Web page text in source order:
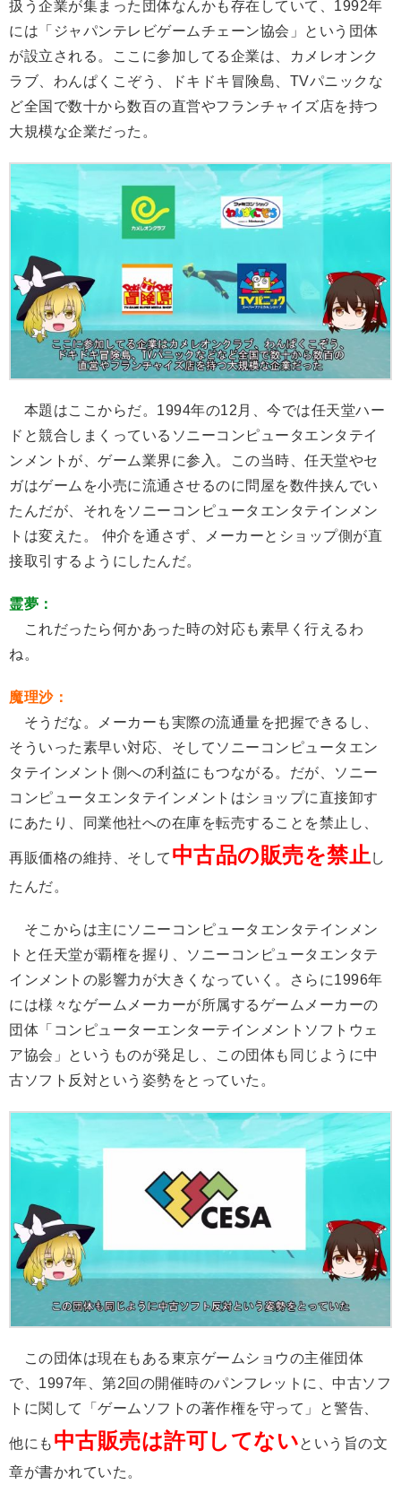
扱う企業が集まった団体なんかも存在していて、1992年
には「ジャパンテレビゲームチェーン協会」という団体
が設立される。ここに参加してる企業は、カメレオンク
ラブ、わんぱくこぞう、ドキドキ冒険島、TVパニックな
ど全国で数十から数百の直営やフランチャイズ店を持つ
大規模な企業だった。
本題はここからだ。1994年の12月、今では任天堂ハー
ドと競合しまくっているソニーコンピュータエンタテイ
ンメントが、ゲーム業界に参入。この当時、任天堂やセ
ガはゲームを小売に流通させるのに問屋を数件挟んでい
たんだが、それをソニーコンピュータエンタテインメン
トは変えた。 仲介を通さず、メーカーとショップ側が直
接取引するようにしたんだ。
霊夢：
これだったら何かあった時の対応も素早く行えるわ
ね。
魔理沙：
そうだな。メーカーも実際の流通量を把握できるし、
そういった素早い対応、そしてソニーコンピュータエン
タテインメント側への利益にもつながる。だが、ソニー
コンピュータエンタテインメントはショップに直接卸す
にあたり、同業他社への在庫を転売することを禁止し、
再販価格の維持、そして 中古品の販売を禁止し
たんだ。
そこからは主にソニーコンピュータエンタテインメン
トと任天堂が覇権を握り、ソニーコンピュータエンタテ
インメントの影響力が大きくなっていく。さらに1996年
には様々なゲームメーカーが所属するゲームメーカーの
団体「コンピューターエンターテインメントソフトウェ
ア協会」というものが発足し、この団体も同じように中
古ソフト反対という姿勢をとっていた。
この団体は現在もある東京ゲームショウの主催団体
で、1997年、第2回の開催時のパンフレットに、中古ソフ
トに関して「ゲームソフトの著作権を守って」と警告、
他にも 中古販売は許可してないという旨の文
章が書かれていた。